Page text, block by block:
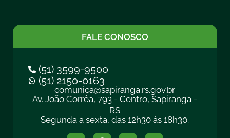
FALE CONOSCO
(51) 3599-9500
(51) 2150-0163
comunica@sapiranga.rs.gov.br
Av. João Corrêa, 793 - Centro, Sapiranga -
RS
Segunda a sexta, das 12h30 às 18h30.